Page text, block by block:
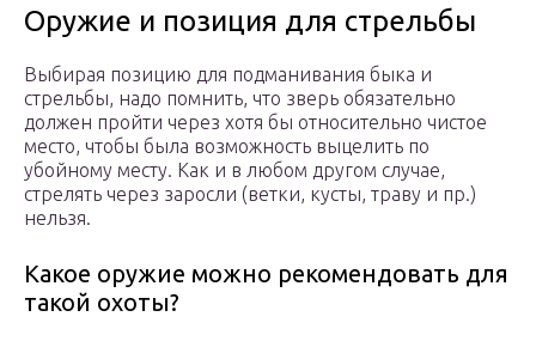
Оружие и позиция для стрельбы
Выбирая позицию для подманивания быка и
стрельбы, надо помнить, что зверь обязательно
должен пройти через хотя бы относительно чистое
место, чтобы была возможность выцелить по
убойному месту. Как и в любом другом случае,
стрелять через заросли (ветки, кусты, траву и пр.)
нельзя.
Какое оружие можно рекомендовать для
такой охоты?